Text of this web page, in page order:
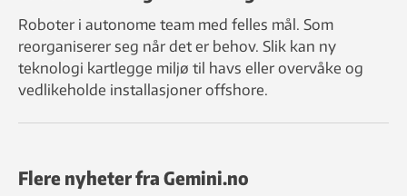
Roboter i autonome team med felles mål. Som
reorganiserer seg når det er behov. Slik kan ny
teknologi kartlegge miljø til havs eller overvåke og
vedlikeholde installasjoner offshore.
Flere nyheter fra Gemini.no